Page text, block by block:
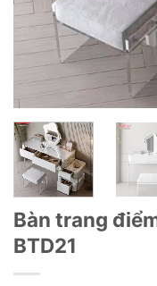
Bàn trang
BTD21